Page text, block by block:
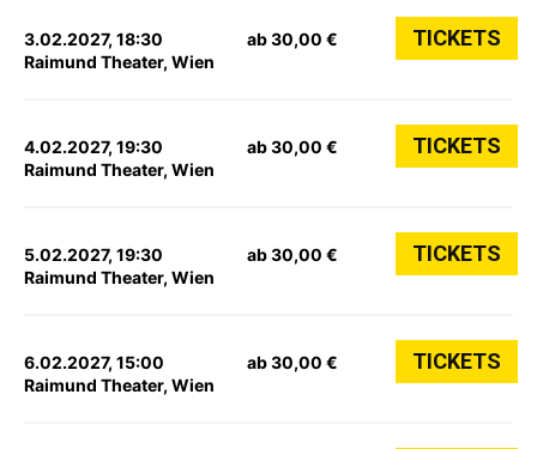
3.02.2027, 18:30
Raimund Theater, Wien
ab 30,00 € TICKETS
4.02.2027, 19:30
Raimund Theater, Wien
ab 30,00 € TICKETS
5.02.2027, 19:30
Raimund Theater, Wien
ab 30,00 € TICKETS
6.02.2027, 15:00
Raimund Theater, Wien
ab 30,00 € TICKETS